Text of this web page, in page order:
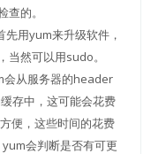
的。
用yum来升级软件，
当然可以用sudo。
从服务器的header
存中，这可能会花费
便，这些时间的花费
会判断是否有可更